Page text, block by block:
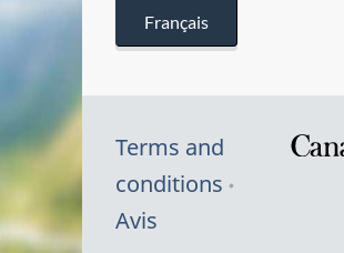
Français
Terms and
conditions
Avis